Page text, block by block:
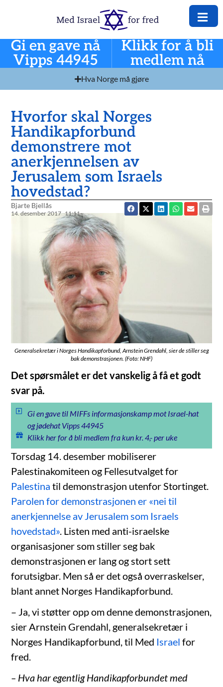
Gi en gave nå
Vipps 44945
Klikk for å bli
medlem nå
Hva Norge må gjøre
Hvorfor skal Norges
Handikapforbund
demonstrere mot
anerkjennelsen av
Jerusalem som Israels
hovedstad?
Bjarte Bjellås
14. desember 2017 11:11
Generalsekretær i Norges Handikapforbund, Arnstein Grendahl, sier de stiller seg
bak demonstrasjonen. (Foto: NHF)
Det spørsmålet er det vanskelig å få et godt
svar på.
Gi en gave til MIFFs informasjonskamp mot Israel-hat
og jødehat Vipps 44945
Klikk her for å bli medlem fra kun kr. 4,- per uke
Torsdag 14. desember mobiliserer
Palestinakomiteen og Fellesutvalget for
Palestina til demonstrasjon utenfor Stortinget.
Parolen for demonstrasjonen er «nei til
anerkjennelse av Jerusalem som Israels
hovedstad». Listen med anti-israelske
organisasjoner som stiller seg bak
demonstrasjonen er lang og stort sett
forutsigbar. Men så er det også overraskelser,
blant annet Norges Handikapforbund.
– Ja, vi støtter opp om denne demonstrasjonen,
sier Arnstein Grendahl, generalsekretær i
Norges Handikapforbund, til Med Israel for
fred.
– Hva har egentlig Handikapforbundet med